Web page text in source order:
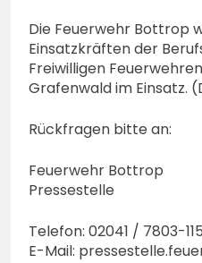
Die Feuerwehr Bottrop
Einsatzkräften der
Freiwilligen
Grafenwald im Einsatz.
Rückfragen bitte an:
Feuerwehr Bottrop
Pressestelle
Telefon: 02041 / 7803-115
E-Mail: